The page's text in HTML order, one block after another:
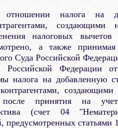
налога на
создающими
налоговых
а также
Суда Российской
Российской Федерации
налога на добавленную
принятия на
(счет 04
предусмотренных статьями